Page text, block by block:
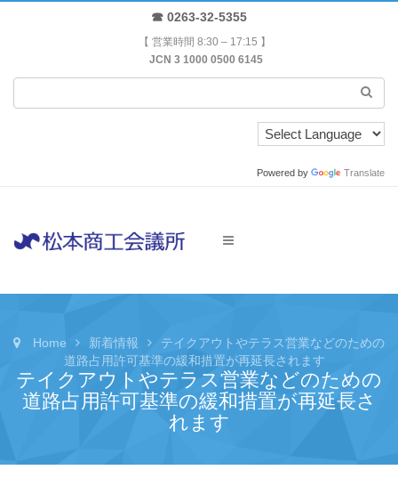
☎ 0263-32-5355
【 営業時間 8:30 – 17:15 】
JCN 3 1000 0500 6145
Powered by Translate
Home 新着情報
テイクアウトやテラス営業などのための
道路占用許可基準の緩和措置が再延長されます
テイクアウトやテラス営業などのための
道路占用許可基準の緩和措置が再延長さ
れます